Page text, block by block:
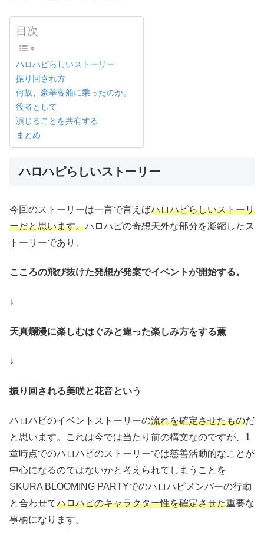
目次
ハロハピらしいストーリー
振り回され方
何故、豪華客船に乗ったのか。
役者として
演じることを共有する
まとめ
ハロハピらしいストーリー
今回のストーリーは一言で言えばハロハピらしいストーリ
ーだと思います。ハロハピの奇想天外な部分を凝縮したス
トーリーであり、
こころの飛び抜けた発想が発案でイベントが開始する。
↓
天真爛漫に楽しむはぐみと違った楽しみ方をする薫
↓
振り回される美咲と花音という
ハロハピのイベントストーリーの流れを確定させたものだ
と思います。これは今では当たり前の構文なのですが、1
章時点でのハロハピのストーリーでは慈善活動的なことが
中心になるのではないかと考えられてしまうことを
SKURA BLOOMING PARTYでのハロハピメンバーの行動
と合わせてハロハピのキャラクター性を確定させた重要な
事柄になります。